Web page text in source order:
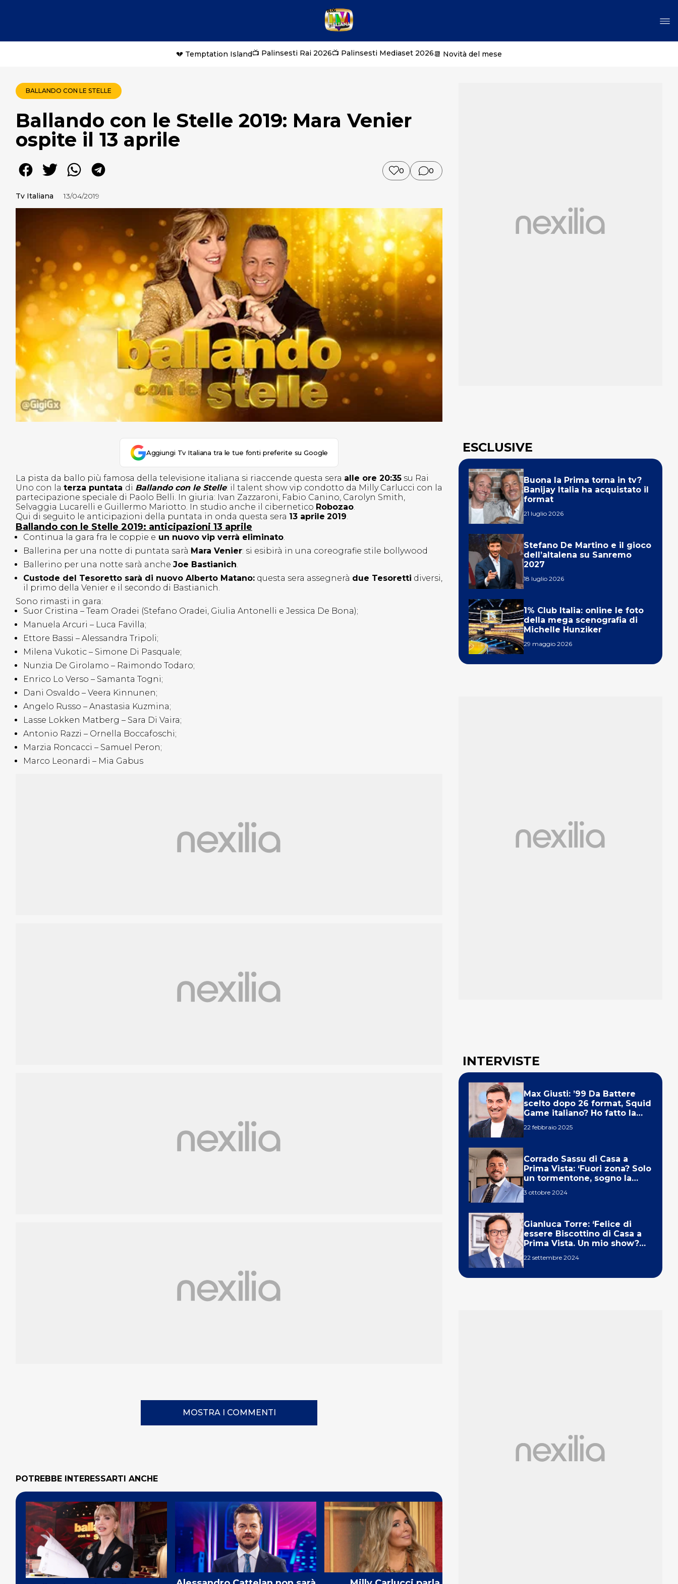
💔 Temptation Island📺 Palinsesti Rai 2026📺 Palinsesti Mediaset 2026📆 Novità del mese
BALLANDO CON LE STELLE
Ballando con le Stelle 2019: Mara Venier
ospite il 13 aprile
0 0
Tv Italiana 13/04/2019
Aggiungi Tv Italiana tra le tue fonti preferite su Google
La pista da ballo più famosa della televisione italiana si riaccende questa sera alle ore 20:35 su Rai
Uno con la terza puntata di Ballando con le Stelle: il talent show vip condotto da Milly Carlucci con la
partecipazione speciale di Paolo Belli. In giuria: Ivan Zazzaroni, Fabio Canino, Carolyn Smith,
Selvaggia Lucarelli e Guillermo Mariotto. In studio anche il cibernetico Robozao.
Qui di seguito le anticipazioni della puntata in onda questa sera 13 aprile 2019.
Ballando con le Stelle 2019: anticipazioni 13 aprile
Continua la gara fra le coppie e un nuovo vip verrà eliminato.
Ballerina per una notte di puntata sarà Mara Venier: si esibirà in una coreografie stile bollywood
Ballerino per una notte sarà anche Joe Bastianich.
Custode del Tesoretto sarà di nuovo Alberto Matano: questa sera assegnerà due Tesoretti diversi,
il primo della Venier e il secondo di Bastianich.
Sono rimasti in gara:
Suor Cristina – Team Oradei (Stefano Oradei, Giulia Antonelli e Jessica De Bona);
Manuela Arcuri – Luca Favilla;
Ettore Bassi – Alessandra Tripoli;
Milena Vukotic – Simone Di Pasquale;
Nunzia De Girolamo – Raimondo Todaro;
Enrico Lo Verso – Samanta Togni;
Dani Osvaldo – Veera Kinnunen;
Angelo Russo – Anastasia Kuzmina;
Lasse Lokken Matberg – Sara Di Vaira;
Antonio Razzi – Ornella Boccafoschi;
Marzia Roncacci – Samuel Peron;
Marco Leonardi – Mia Gabus
MOSTRA I COMMENTI
POTREBBE INTERESSARTI ANCHE
ESCLUSIVE
Buona la Prima torna in tv?
Banijay Italia ha acquistato il
format
21 luglio 2026
Stefano De Martino e il gioco
dell’altalena su Sanremo
2027
18 luglio 2026
1% Club Italia: online le foto
della mega scenografia di
Michelle Hunziker
29 maggio 2026
INTERVISTE
Max Giusti: ’99 Da Battere
scelto dopo 26 format, Squid
Game italiano? Ho fatto la
22 febbraio 2025
Corrado Sassu di Casa a
Prima Vista: ‘Fuori zona? Solo
un tormentone, sogno la
3 ottobre 2024
Gianluca Torre: ‘Felice di
essere Biscottino di Casa a
Prima Vista. Un mio show?
22 settembre 2024